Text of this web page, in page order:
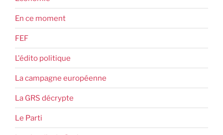
En ce moment
FEF
L'édito politique
La campagne européenne
La GRS décrypte
Le Parti